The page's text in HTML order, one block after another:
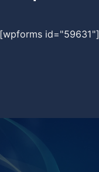
[wpforms id="59631"]